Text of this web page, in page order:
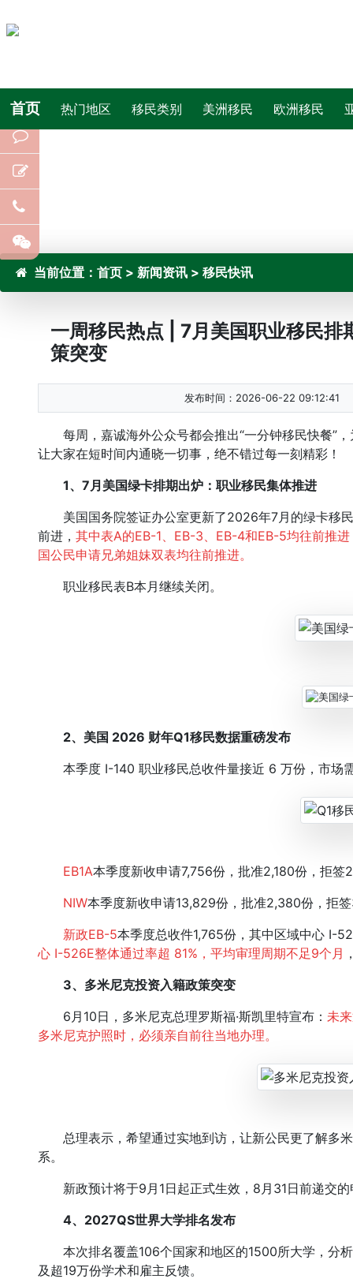
首页 热门地区 移民类别 美洲移民 欧洲移民
当前位置： 首页 > 新闻资讯 > 移民快讯
一周移民热点 | 7月美国职业移民
策突变
发布时间：2026-06-22 09:12:41
每周，嘉诚海外公众号都会推出“一分钟移民快餐”
让大家在短时间内通晓一切事，绝不错过每一刻精彩！
1、7月美国绿卡排期出炉：职业移民集体推进
美国国务院签证办公室更新了2026年7月的绿卡移
前进， 其中表A的EB-1、EB-3、EB-4和EB-5均往前推
国公民申请兄弟姐妹双表均往前推进。
职业移民表B本月继续关闭。
2、美国 2026 财年Q1移民数据重磅发布
本季度 I-140 职业移民总收件量接近 6 万份，市场
EB1A本季度新收申请7,756份，批准2,180份，拒签
NIW本季度新收申请13,829份，批准2,380份，拒
新政EB-5本季度总收件1,765份，其中区域中心 I-
心 I-526E整体通过率超 81%，平均审理周期不足9个月
3、多米尼克投资入籍政策突变
6月10日，多米尼克总理罗斯福·斯凯里特宣布： 未
多米尼克护照时，必须亲自前往当地办理。
总理表示，希望通过实地到访，让新公民更了解多
系。
新政预计将于9月1日起正式生效，8月31日前递交的
4、2027QS世界大学排名发布
本次排名覆盖106个国家和地区的1500所大学，分
及超19万份学术和雇主反馈。